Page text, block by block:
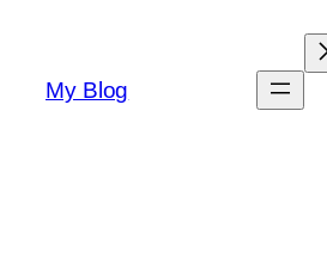
content
My Blog